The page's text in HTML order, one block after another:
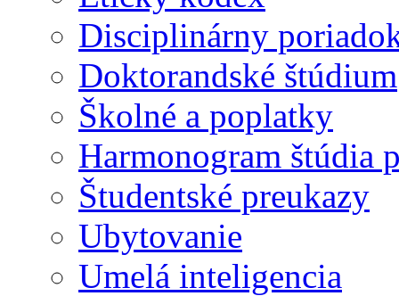
Disciplinárny
Doktorandské štúdium
Školné a poplatky
Harmonogram štúdia
Študentské preukazy
Ubytovanie
Umelá inteligencia